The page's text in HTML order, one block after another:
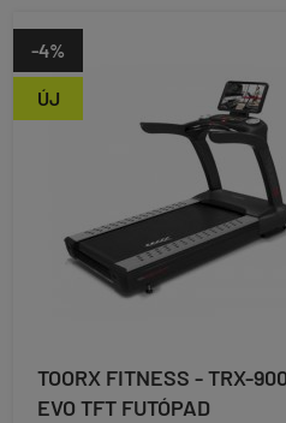
ÚJ
-4%
TOORX FITNESS - TRX-
EVO TFT FUTÓPAD